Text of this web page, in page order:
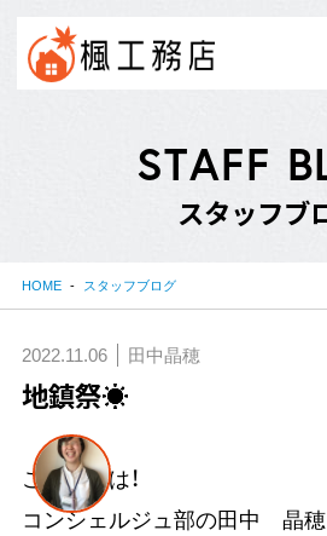
STAFF B
スタッフブ
HOME スタッフブログ
2022.11.06 田中晶穂
地鎮祭☀
こんにちは！
コンシェルジュ部の田中 晶穂